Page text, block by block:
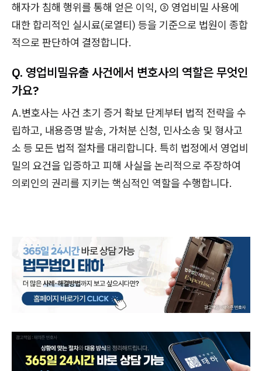
해자가 침해 행위를 통해 얻은 이익, ③ 영업비밀 사용에
대한 합리적인 실시료(로열티) 등을 기준으로 법원이 종합
적으로 판단하여 결정합니다.
Q. 영업비밀유출 사건에서 변호사의 역할은 무엇인
가요?
A.변호사는 사건 초기 증거 확보 단계부터 법적 전략을 수
립하고, 내용증명 발송, 가처분 신청, 민사소송 및 형사고
소 등 모든 법적 절차를 대리합니다. 특히 법정에서 영업비
밀의 요건을 입증하고 피해 사실을 논리적으로 주장하여
의뢰인의 권리를 지키는 핵심적인 역할을 수행합니다.